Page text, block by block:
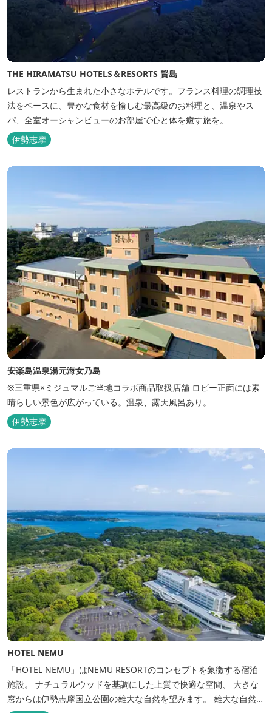
THE HIRAMATSU HOTELS＆RESORTS 賢島
レストランから生まれた小さなホテルです。フランス料理の調理技
法をベースに、豊かな食材を愉しむ最高級のお料理と、温泉やス
パ、全室オーシャンビューのお部屋で心と体を癒す旅を。
伊勢志摩
安楽島温泉湯元海女乃島
※三重県×ミジュマルご当地コラボ商品取扱店舗 ロビー正面には素
晴らしい景色が広がっている。温泉、露天風呂あり。
伊勢志摩
HOTEL NEMU
「HOTEL NEMU」はNEMU RESORTのコンセプトを象徴する宿泊
施設。 ナチュラルウッドを基調にした上質で快適な空間、 大きな
窓からは伊勢志摩国立公園の雄大な自然を望みます。 雄大な自然を